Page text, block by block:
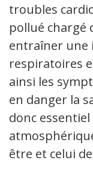
troubles
pollué chargé
entraîner une
respiratoires
ainsi les
en danger la
donc
être et celui